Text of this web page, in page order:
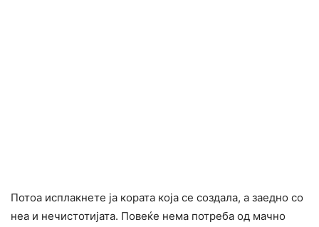
Потоа исплакнете ја кората која се создала, а заедно со
неа и нечистотијата. Повеќе нема потреба од мачно